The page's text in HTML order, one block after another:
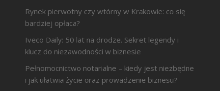
Rynek pierwotny czy wtórny w Krakowie: co się
bardziej opłaca?
Iveco Daily: 50 lat na drodze. Sekret legendy i
klucz do niezawodności w biznesie
Pełnomocnictwo notarialne – kiedy jest niezbędne
i jak ułatwia życie oraz prowadzenie biznesu?